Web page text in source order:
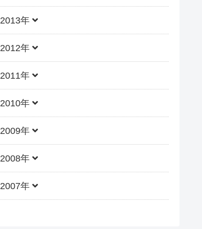
2013年
2012年
2011年
2010年
2009年
2008年
2007年